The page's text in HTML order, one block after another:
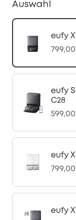
Auswahl
eufy
eufy
C28
eufy
eufy